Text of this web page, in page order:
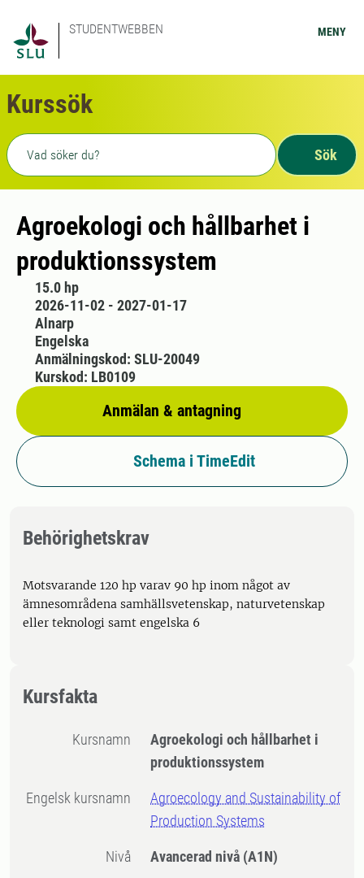
STUDENTWEBBEN MENY
Kurssök
Fritext sökning
Sök
Agroekologi och hållbarhet i
produktionssystem
15.0 hp
2026-11-02 - 2027-01-17
Alnarp
Engelska
Anmälan & antagning
Anmälningskod: SLU-20049
Kurskod: LB0109
Schema i TimeEdit
Behörighetskrav
Motsvarande 120 hp varav 90 hp inom något av
ämnesområdena samhällsvetenskap, naturvetenskap
eller teknologi samt engelska 6
Kursfakta
Kursnamn
Agroekologi och hållbarhet i
produktionssystem
Engelsk kursnamn
Agroecology and Sustainability of
Production Systems
Nivå Avancerad nivå (A1N)